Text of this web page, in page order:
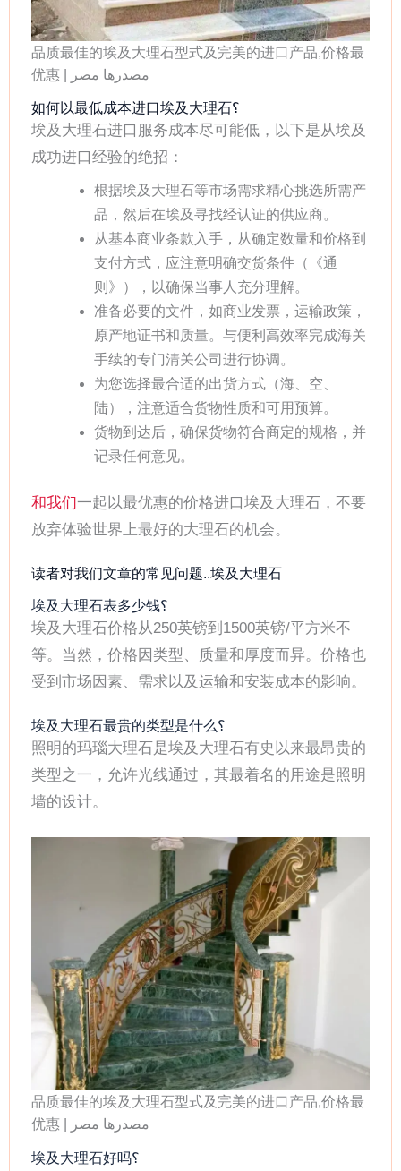
品质最佳的埃及大理石型式及完美的进口产品,价格最
优惠 | مصدرها مصر
如何以最低成本进口埃及大理石؟
埃及大理石进口服务成本尽可能低，以下是从埃及
成功进口经验的绝招：
根据埃及大理石等市场需求精心挑选所需产
品，然后在埃及寻找经认证的供应商。
从基本商业条款入手，从确定数量和价格到
支付方式，应注意明确交货条件（《通
则》），以确保当事人充分理解。
准备必要的文件，如商业发票，运输政策，
原产地证书和质量。与便利高效率完成海关
手续的专门清关公司进行协调。
为您选择最合适的出货方式（海、空、
陆），注意适合货物性质和可用预算。
货物到达后，确保货物符合商定的规格，并
记录任何意见。
和我们一起以最优惠的价格进口埃及大理石，不要
放弃体验世界上最好的大理石的机会。
读者对我们文章的常见问题..埃及大理石
埃及大理石表多少钱؟
埃及大理石价格从250英镑到1500英镑/平方米不
等。当然，价格因类型、质量和厚度而异。价格也
受到市场因素、需求以及运输和安装成本的影响。
埃及大理石最贵的类型是什么؟
照明的玛瑙大理石是埃及大理石有史以来最昂贵的
类型之一，允许光线通过，其最着名的用途是照明
墙的设计。
品质最佳的埃及大理石型式及完美的进口产品,价格最
优惠 | مصدرها مصر
埃及大理石好吗؟